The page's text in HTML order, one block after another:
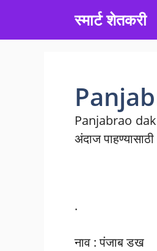
content
स्मार्ट शेतकरी
Panjabrao
अंदाज
.
नाव : पंजाब डख